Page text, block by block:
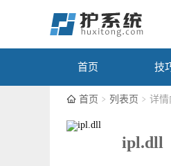
首页 技
首页 列表页 详情
ipl.dll